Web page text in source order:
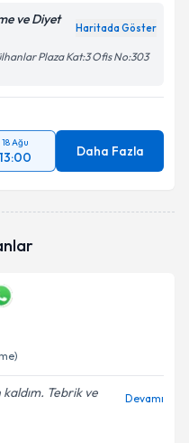
ve Diyet
Haritada Göster
Plaza Kat:3 Ofis No:303
18 Ağu
13:00 Daha Fazla
Tebrik ve
Devamı